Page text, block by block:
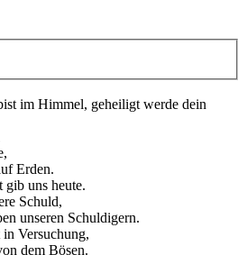
im Himmel, geheiligt werde dein
Erden.
gib uns heute.
Schuld,
unseren Schuldigern.
Versuchung,
dem Bösen.